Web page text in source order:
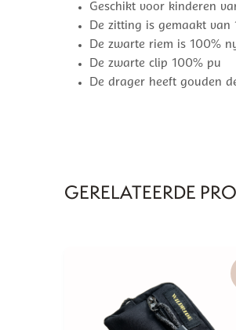
Geschikt voor kinderen
De zitting is gemaakt van
De zwarte riem is 100%
De zwarte clip 100% pu
De drager heeft gouden
GERELATEERDE